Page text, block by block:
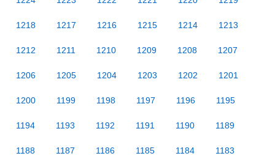
1218 1217 1216 1215 1214 1213
1212 1211 1210 1209 1208 1207
1206 1205 1204 1203 1202 1201
1200 1199 1198 1197 1196 1195
1194 1193 1192 1191 1190 1189
1188 1187 1186 1185 1184 1183